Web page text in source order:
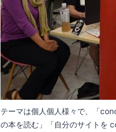
テーマは個人個人様々で、「
の本を読む」「自分のサイトを